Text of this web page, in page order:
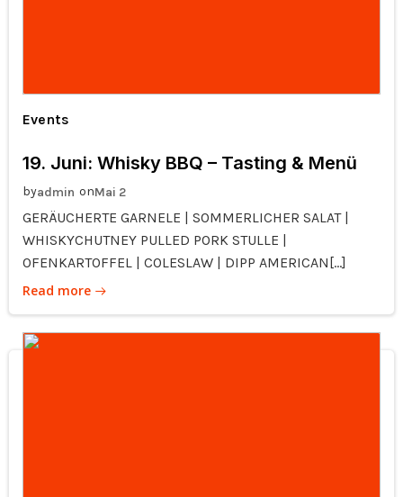
Events
19. Juni: Whisky BBQ – Tasting & Menü
byadmin onMai 2
GERÄUCHERTE GARNELE | SOMMERLICHER SALAT |
WHISKYCHUTNEY PULLED PORK STULLE |
OFENKARTOFFEL | COLESLAW | DIPP AMERICAN[…]
Read more